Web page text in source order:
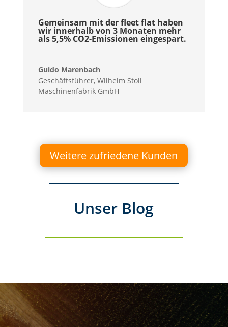
Gemeinsam mit der fleet flat haben
wir innerhalb von 3 Monaten mehr
als 5,5% CO2-Emissionen eingespart.
Guido Marenbach
Geschäftsführer, Wilhelm Stoll
Maschinenfabrik GmbH
Weitere zufriedene Kunden
Unser Blog